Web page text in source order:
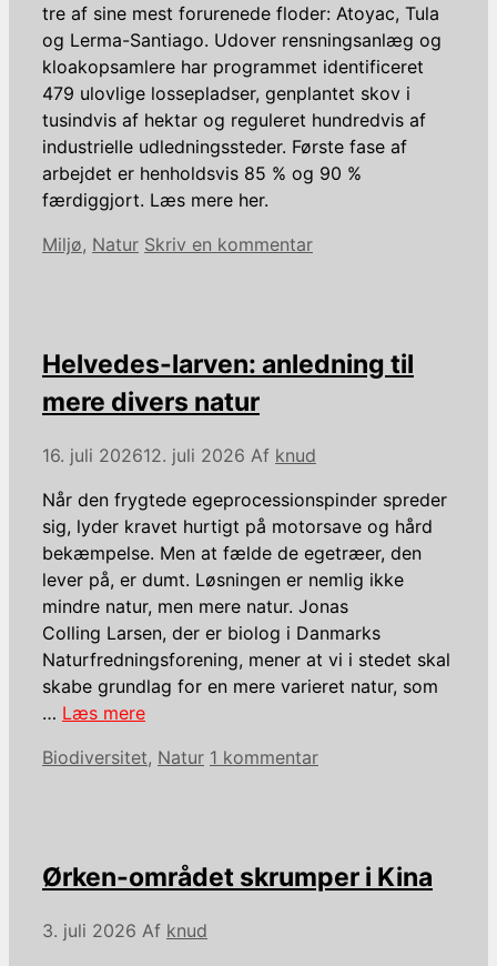
tre af sine mest forurenede floder: Atoyac, Tula
og Lerma-Santiago. Udover rensningsanlæg og
kloakopsamlere har programmet identificeret
479 ulovlige lossepladser, genplantet skov i
tusindvis af hektar og reguleret hundredvis af
industrielle udledningssteder. Første fase af
arbejdet er henholdsvis 85 % og 90 %
færdiggjort. Læs mere her.
Kategorier
Miljø, Natur Skriv en kommentar
Helvedes-larven: anledning til
mere divers natur
16. juli 202612. juli 2026 Af knud
Når den frygtede egeprocessionspinder spreder
sig, lyder kravet hurtigt på motorsave og hård
bekæmpelse. Men at fælde de egetræer, den
lever på, er dumt. Løsningen er nemlig ikke
mindre natur, men mere natur. Jonas
Colling Larsen, der er biolog i Danmarks
Naturfredningsforening, mener at vi i stedet skal
skabe grundlag for en mere varieret natur, som
… Læs mere
Kategorier
Biodiversitet, Natur 1 kommentar
Ørken-området skrumper i Kina
3. juli 2026 Af knud